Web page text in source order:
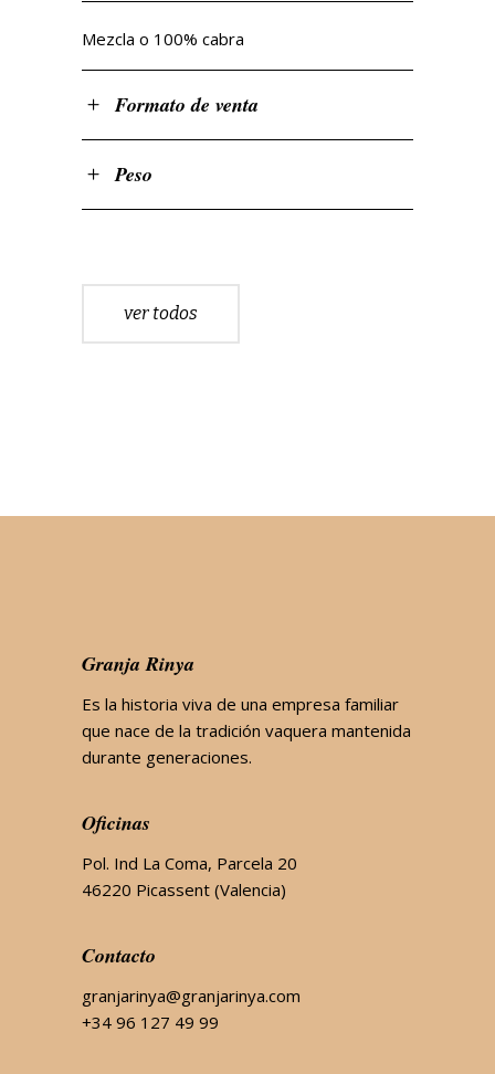
Mezcla o 100% cabra
Formato de venta
Peso
ver todos
Granja Rinya
Es la historia viva de una empresa familiar
que nace de la tradición vaquera mantenida
durante generaciones.
Oficinas
Pol. Ind La Coma, Parcela 20
46220 Picassent (Valencia)
Contacto
granjarinya@granjarinya.com
+34 96 127 49 99